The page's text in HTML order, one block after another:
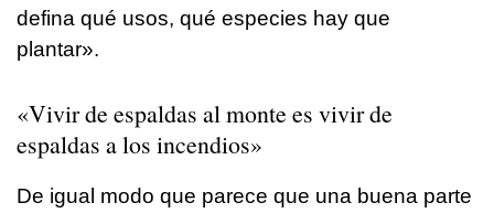
defina qué usos, qué especies hay que
plantar».
«Vivir de espaldas al monte es vivir de
espaldas a los incendios»
De igual modo que parece que una buena parte